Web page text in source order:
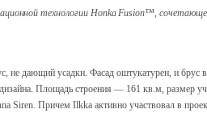
технологии Honka Fusion™, сочетающей
не дающий усадки. Фасад оштукатурен, и брус
Площадь строения — 161 кв.м, размер
Siren. Причем Ilkka активно участвовал в